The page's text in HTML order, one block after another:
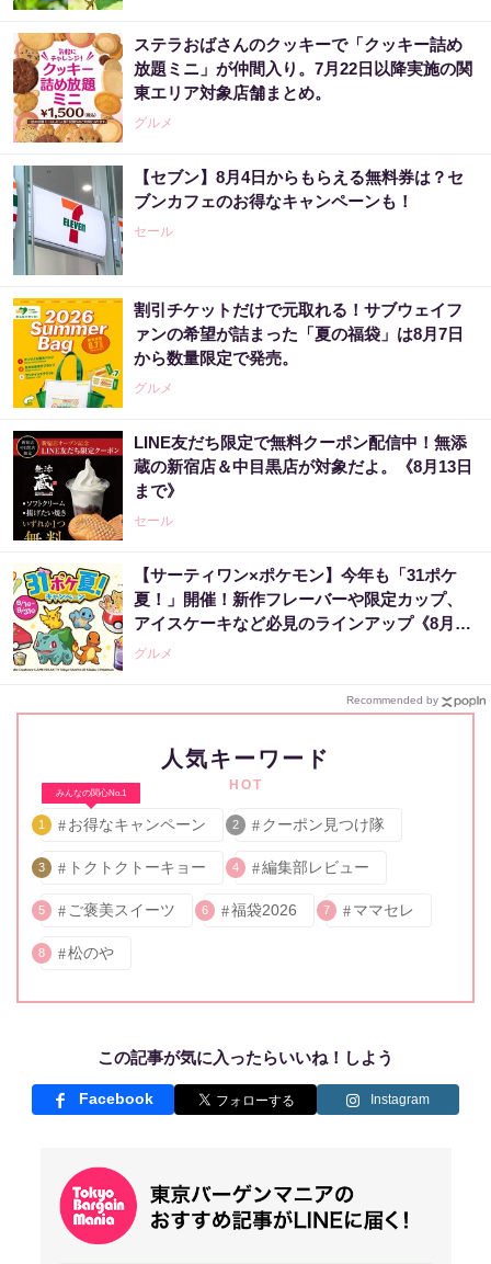
ステラおばさんのクッキーで「クッキー詰め
放題ミニ」が仲間入り。7月22日以降実施の関
東エリア対象店舗まとめ。
グルメ
【セブン】8月4日からもらえる無料券は？セ
ブンカフェのお得なキャンペーンも！
セール
割引チケットだけで元取れる！サブウェイフ
ァンの希望が詰まった「夏の福袋」は8月7日
から数量限定で発売。
グルメ
LINE友だち限定で無料クーポン配信中！無添
蔵の新宿店＆中目黒店が対象だよ。《8月13日
まで》
セール
【サーティワン×ポケモン】今年も「31ポケ
夏！」開催！新作フレーバーや限定カップ、
アイスケーキなど必見のラインアップ《8月1
日スタート》
グルメ
Recommended by
人気キーワード
HOT
みんなの関心No.1
1 お得なキャンペーン 2 クーポン見つけ隊
3 トクトクトーキョー 4 編集部レビュー
5 ご褒美スイーツ 6 福袋2026 7 ママセレ
8 松のや
この記事が気に入ったらいいね！しよう
Facebook Instagram